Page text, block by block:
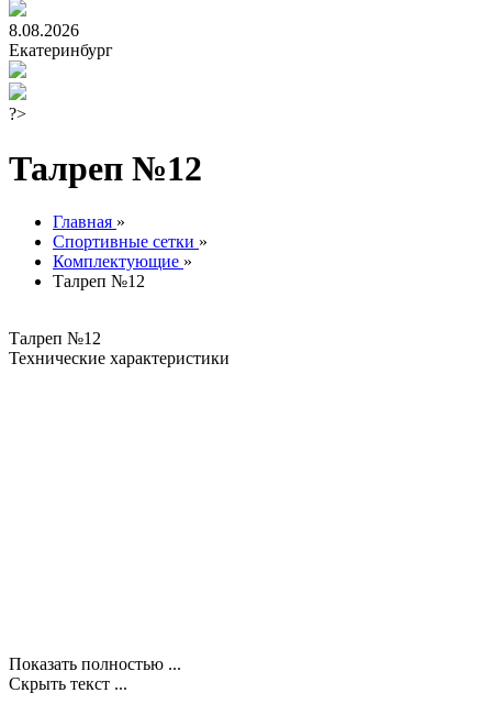
8.08.2026
Екатеринбург
?>
Талреп №12
Главная »
Спортивные сетки »
Комплектующие »
Талреп №12
Талреп №12
Технические характеристики
Показать полностью ...
Скрыть текст ...